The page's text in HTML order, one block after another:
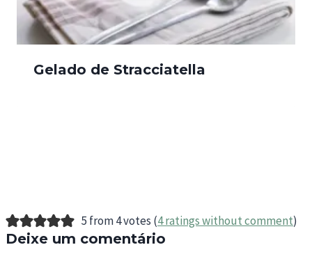
Gelado de Stracciatella
5 from 4 votes (4 ratings without comment)
Deixe um comentário